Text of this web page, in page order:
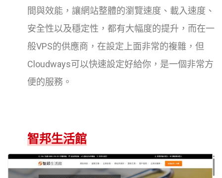
間與效能，讓網站整體的瀏覽速度、載入速度、
安全性以及穩定性，都有大幅度的提升，而在一
般VPS的供應商，在設定上面非常的複雜，但
Cloudways可以快速設定好給你，是一個非常方
便的服務。
智邦生活館